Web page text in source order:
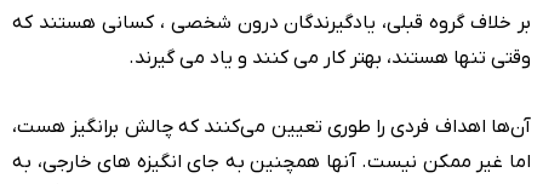
بر خلاف گروه قبلی، یادگیرندگان درون شخصی ، کسانی هستند که
وقتی تنها هستند، بهتر کار می کنند و یاد می گیرند.
آن‌ها اهداف فردی را طوری تعیین می‌کنند که چالش برانگیز هست،
اما غیر ممکن نیست. آنها همچنین به جای انگیزه های خارجی، به